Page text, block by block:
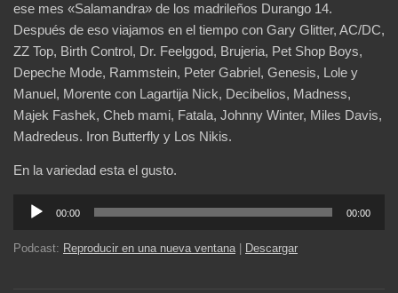
ese mes «Salamandra» de los madrileños Durango 14.
Después de eso viajamos en el tiempo con Gary Glitter, AC/DC,
ZZ Top, Birth Control, Dr. Feelggod, Brujeria, Pet Shop Boys,
Depeche Mode, Rammstein, Peter Gabriel, Genesis, Lole y
Manuel, Morente con Lagartija Nick, Decibelios, Madness,
Majek Fashek, Cheb mami, Fatala, Johnny Winter, Miles Davis,
Madredeus. Iron Butterfly y Los Nikis.
En la variedad esta el gusto.
Reproductor
audio
00:00 00:00
Podcast: Reproducir en una nueva ventana Descargar